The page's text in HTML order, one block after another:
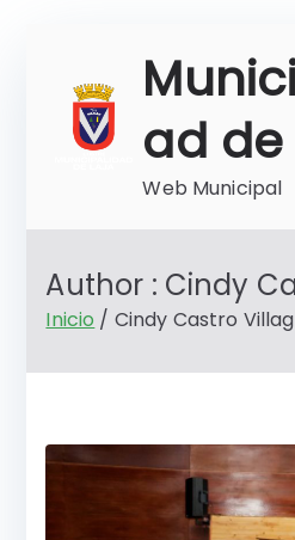
contenido
ad de
Web Municipal
Author : Cindy
Inicio Cindy Castro